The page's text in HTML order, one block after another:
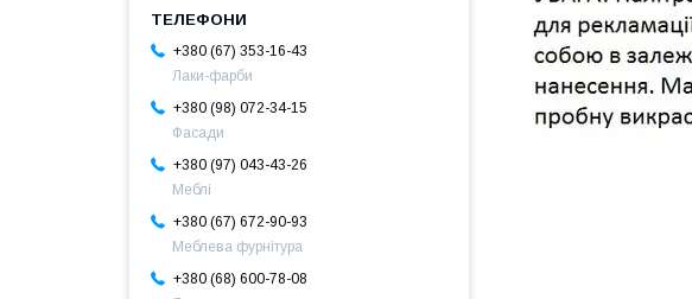
+380 (67) 353-16-43
Лаки-фарби
+380 (98) 072-34-15
Фасади
+380 (97) 043-43-26
Меблі
+380 (67) 672-90-93
Меблева фурнітура
+380 (68) 600-78-08